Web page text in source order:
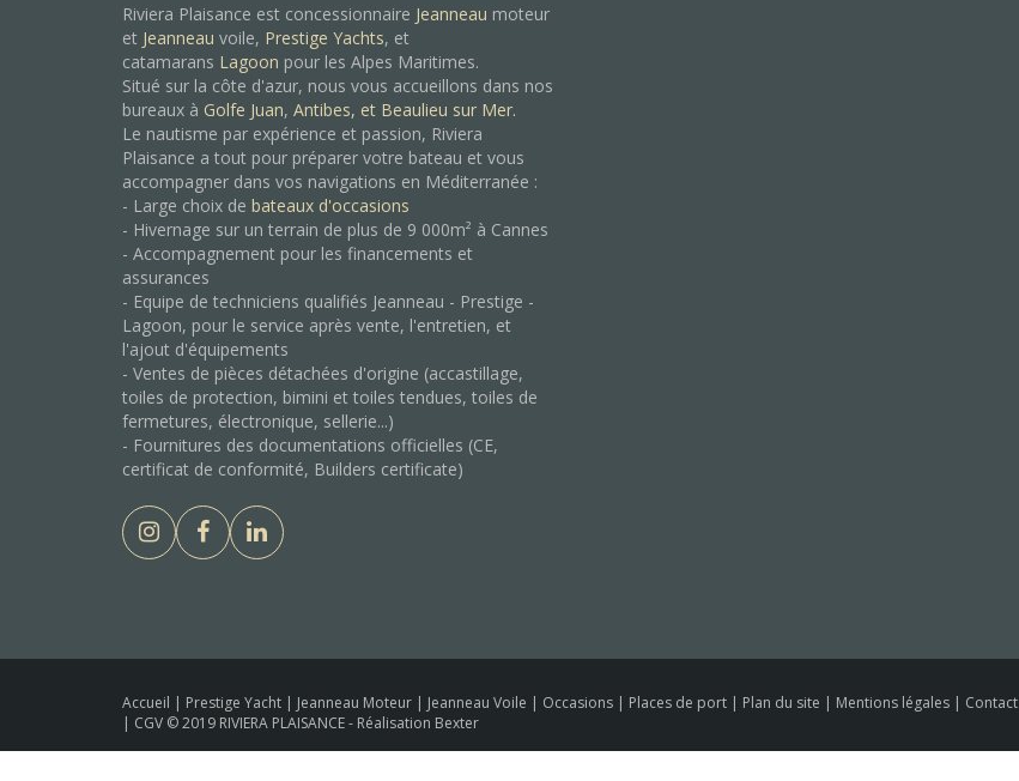
Riviera Plaisance est concessionnaire Jeanneau moteur
et Jeanneau voile, Prestige Yachts, et
catamarans Lagoon pour les Alpes Maritimes.
Situé sur la côte d'azur, nous vous accueillons dans nos
bureaux à Golfe Juan, Antibes, et Beaulieu sur Mer.
Le nautisme par expérience et passion, Riviera
Plaisance a tout pour préparer votre bateau et vous
accompagner dans vos navigations en Méditerranée :
- Large choix de bateaux d'occasions
- Hivernage sur un terrain de plus de 9 000m² à Cannes
- Accompagnement pour les financements et
assurances
- Equipe de techniciens qualifiés Jeanneau - Prestige -
Lagoon, pour le service après vente, l'entretien, et
l'ajout d'équipements
- Ventes de pièces détachées d'origine (accastillage,
toiles de protection, bimini et toiles tendues, toiles de
fermetures, électronique, sellerie...)
- Fournitures des documentations officielles (CE,
certificat de conformité, Builders certificate)
Accueil | Prestige Yacht | Jeanneau Moteur | Jeanneau Voile | Occasions | Places de port | Plan du site | Mentions légales | Contact
| CGV © 2019 RIVIERA PLAISANCE - Réalisation Bexter